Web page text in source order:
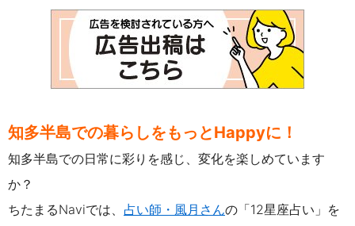
知多半島での暮らしをもっとHappyに！
知多半島での日常に彩りを感じ、変化を楽しめています
か？
ちたまるNaviでは、 占い師・風月さんの「12星座占い」を